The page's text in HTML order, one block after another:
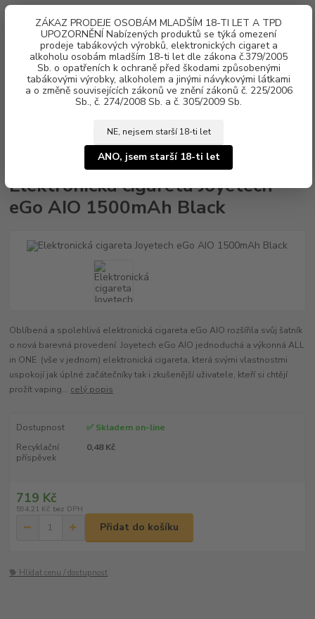
ZÁKAZ PRODEJE OSOBÁM MLADŠÍM 18-TI LET A TPD
UPOZORNĚNÍ Nabízených produktů se týká omezení
prodeje tabákových výrobků, elektronických cigaret a
alkoholu osobám mladším 18-ti let dle zákona č.379/2005
Sb. o opatřeních k ochraně před škodami způsobenými
tabákovými výrobky, alkoholem a jinými návykovými látkami
a o změně souvisejících zákonů ve znění zákonů č. 225/2006
Sb., č. 274/2008 Sb. a č. 305/2009 Sb.
NE, nejsem starší 18-ti let
ANO, jsem starší 18-ti let
Menu
za0 Kč
Elektronická cigareta Joyetech
eGo AIO 1500mAh Black
Oblíbená a spolehlivá elektronická cigareta eGo AIO rozšířila svůj šatník
o nová barevná provedení. Joyetech eGo AIO jednoduchá a výkonná ALL
in ONE (vše v jednom) elektronická cigareta, která svými vlastnostmi
uspokojí jak úplné začátečníky tak i zkušenější uživatele, kteří si chtějí
prožít vaping... celý popis
Dostupnost
✅ Skladem on-line
Recyklační
příspěvek
0,48 Kč
719 Kč
594,21 Kč bez DPH
Přidat do košíku
🐕 Hlídat cenu / dostupnost